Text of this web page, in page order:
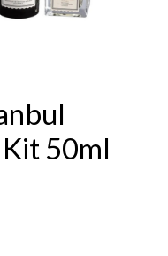
50ml